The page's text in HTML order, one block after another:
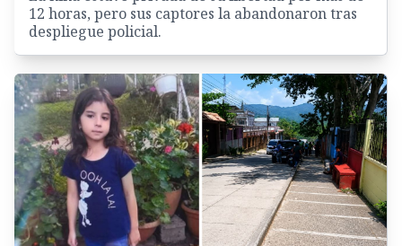
12 horas, pero sus captores la abandonaron tras
despliegue policial.